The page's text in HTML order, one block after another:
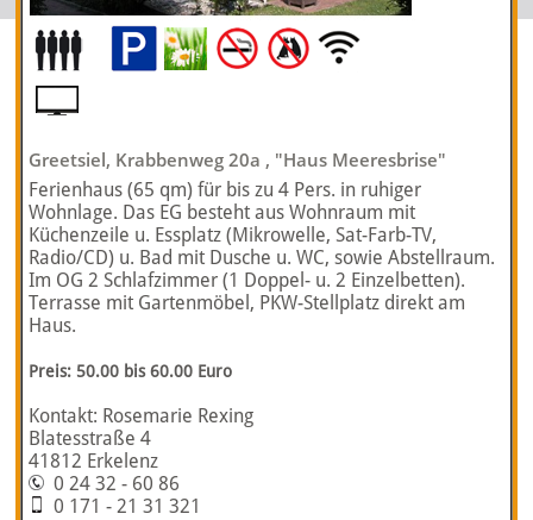
Greetsiel, Krabbenweg 20a , "Haus Meeresbrise"
Ferienhaus (65 qm) für bis zu 4 Pers. in ruhiger
Wohnlage. Das EG besteht aus Wohnraum mit
Küchenzeile u. Essplatz (Mikrowelle, Sat-Farb-TV,
Radio/CD) u. Bad mit Dusche u. WC, sowie Abstellraum.
Im OG 2 Schlafzimmer (1 Doppel- u. 2 Einzelbetten).
Terrasse mit Gartenmöbel, PKW-Stellplatz direkt am
Haus.
Preis: 50.00 bis 60.00 Euro
Kontakt: Rosemarie Rexing
Blatesstraße 4
41812 Erkelenz
0 24 32 - 60 86
0 171 - 21 31 321